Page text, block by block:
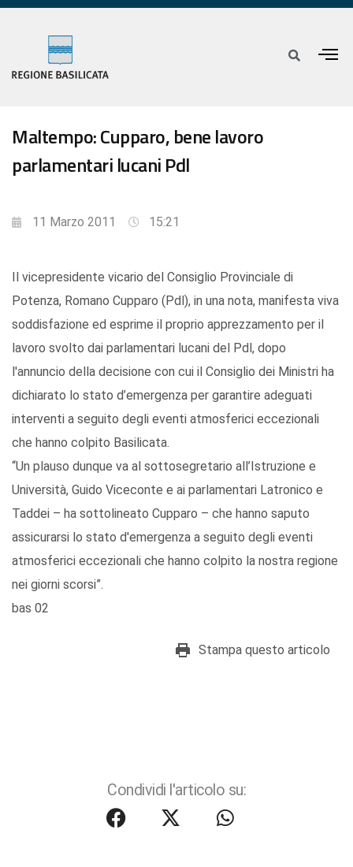
Maltempo: Cupparo, bene lavoro
parlamentari lucani Pdl
11 Marzo 2011 15:21
Il vicepresidente vicario del Consiglio Provinciale di
Potenza, Romano Cupparo (Pdl), in una nota, manifesta viva
soddisfazione ed esprime il proprio apprezzamento per il
lavoro svolto dai parlamentari lucani del Pdl, dopo
l'annuncio della decisione con cui il Consiglio dei Ministri ha
dichiarato lo stato d’emergenza per garantire adeguati
interventi a seguito degli eventi atmosferici eccezionali
che hanno colpito Basilicata.
“Un plauso dunque va al sottosegretario all’Istruzione e
Università, Guido Viceconte e ai parlamentari Latronico e
Taddei – ha sottolineato Cupparo – che hanno saputo
assicurarsi lo stato d'emergenza a seguito degli eventi
atmosferici eccezionali che hanno colpito la nostra regione
nei giorni scorsi”.
bas 02
Stampa questo articolo
Condividi l'articolo su: